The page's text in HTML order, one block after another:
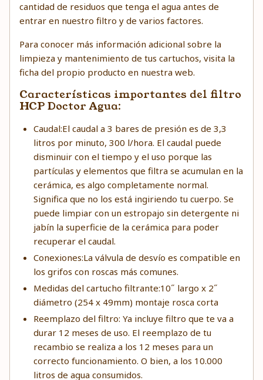
cantidad de residuos que tenga el agua antes de
entrar en nuestro filtro y de varios factores.
Para conocer más información adicional sobre la
limpieza y mantenimiento de tus cartuchos, visita la
ficha del propio producto en nuestra web.
Características importantes del filtro
HCP Doctor Agua:
Caudal:El caudal a 3 bares de presión es de 3,3
litros por minuto, 300 l/hora. El caudal puede
disminuir con el tiempo y el uso porque las
partículas y elementos que filtra se acumulan en la
cerámica, es algo completamente normal.
Significa que no los está ingiriendo tu cuerpo. Se
puede limpiar con un estropajo sin detergente ni
jabín la superficie de la cerámica para poder
recuperar el caudal.
Conexiones:La válvula de desvío es compatible en
los grifos con roscas más comunes.
Medidas del cartucho filtrante:10˝ largo x 2˝
diámetro (254 x 49mm) montaje rosca corta
Reemplazo del filtro: Ya incluye filtro que te va a
durar 12 meses de uso. El reemplazo de tu
recambio se realiza a los 12 meses para un
correcto funcionamiento. O bien, a los 10.000
litros de agua consumidos.